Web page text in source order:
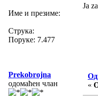
Име и презиме:
Струка:
Поруке: 7.477
Ja
Prekobrojna
одомаћен члан
«